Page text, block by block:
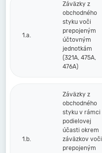
1.a.
Záväzky z
obchodného
styku voči
prepojeným
účtovným
jednotkám
(321A, 475A,
476A)
1.b.
Záväzky z
obchodného
styku v rámci
podielovej
účasti okrem
záväzkov voči
prepojeným